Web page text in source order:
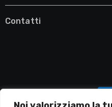
Contatti